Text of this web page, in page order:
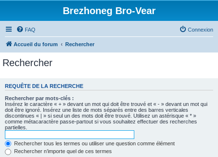
Brezhoneg Bro-Vear
FAQ Connexion
Accueil du forum Rechercher
Rechercher
REQUÊTE DE LA RECHERCHE
Rechercher par mots-clés :
Insérez le caractère « + » devant un mot qui doit être trouvé et « - » devant un mot qui
doit être ignoré. Insérez une liste de mots séparés entre des barres verticales
discontinues « | » si seul un des mots doit être trouvé. Utilisez un astérisque « * »
comme métacaractère passe-partout si vous souhaitez effectuer des recherches
partielles.
Rechercher tous les termes ou utiliser une question comme élément
Rechercher n’importe quel de ces termes